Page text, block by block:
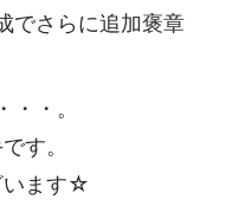
でさらに追加褒章
・。
す。
います☆